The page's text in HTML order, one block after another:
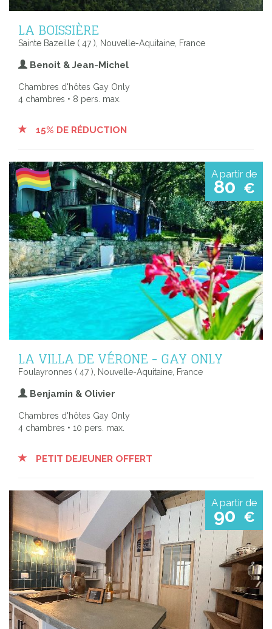
LA BOISSIÈRE
Sainte Bazeille ( 47 ), Nouvelle-Aquitaine, France
Benoit & Jean-Michel
Chambres d'hôtes Gay Only
4 chambres • 8 pers. max.
15% DE RÉDUCTION
A partir de
80 €
LA VILLA DE VÉRONE - GAY ONLY
Foulayronnes ( 47 ), Nouvelle-Aquitaine, France
Benjamin & Olivier
Chambres d'hôtes Gay Only
4 chambres • 10 pers. max.
PETIT DEJEUNER OFFERT
A partir de
90 €